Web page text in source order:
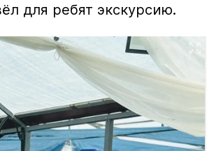
для ребят экскурсию.